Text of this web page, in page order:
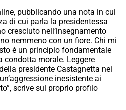
pubblicando una nota in cui
di cui parla la presidentessa
cresciuto nell’insegnamento
nemmeno con un fiore. Chi mi
è un principio fondamentale
condotta morale. Leggere
presidente Castagnetta nei
inesistente ai
scrive sul proprio profilo